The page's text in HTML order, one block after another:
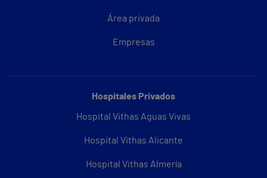
Área privada
Empresas
Hospitales Privados
Hospital Vithas Aguas Vivas
Hospital Vithas Alicante
Hospital Vithas Almería